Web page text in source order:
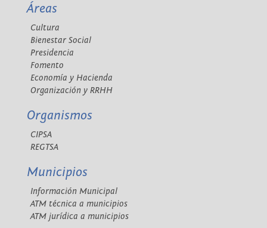
Áreas
Cultura
Bienestar Social
Presidencia
Fomento
Economía y Hacienda
Organización y RRHH
Organismos
CIPSA
REGTSA
Municipios
Información Municipal
ATM técnica a municipios
ATM jurídica a municipios